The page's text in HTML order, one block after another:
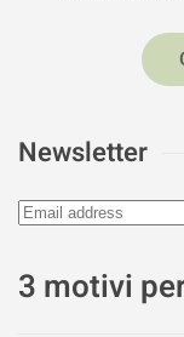
Newsletter
3 motivi